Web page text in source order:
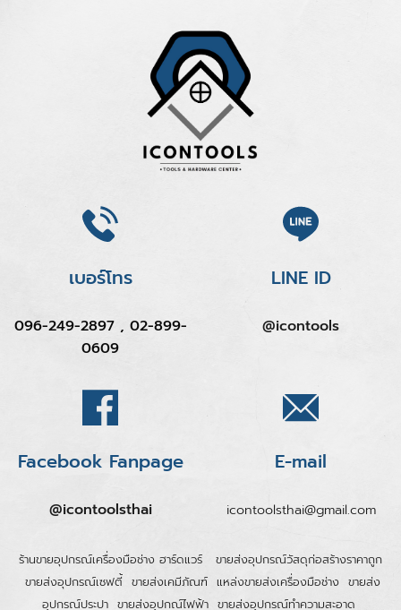
เบอร์โทร
096-249-2897 , 02-899-
0609
LINE ID
@icontools
Facebook Fanpage
@icontoolsthai
E-mail
icontoolsthai@gmail.com
ร้านขายอุปกรณ์เครื่องมือช่าง ฮาร์ดแวร์
ขายส่งอุปกรณ์วัสดุก่อสร้างราคาถูก
ขายส่งอุปกรณ์เซฟตี้ ขายส่งเคมีภัณฑ์ แหล่งขายส่งเครื่องมือช่าง ขายส่ง
อุปกรณ์ประปา ขายส่งอุุปกณ์ไฟฟ้า ขายส่งอุปกรณ์ทำความสะอาด